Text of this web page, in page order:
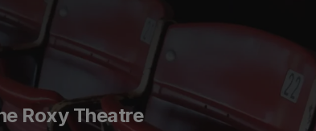
Roxy Theatre